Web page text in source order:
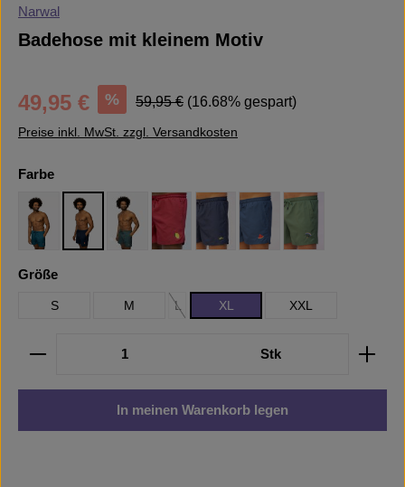
Narwal
Badehose mit kleinem Motiv
Verkaufspreis:
49,95 € % Regulärer Preis:
59,95 € (16.68% gespart)
Preise inkl. MwSt. zzgl. Versandkosten
Farbeauswählen
Blue (Popcorn Coco)
Blue (Gelato Coco)
Green (Banana Coco)
Lemon PlainBlue (Banana)Watermelon (Blue)
Parachute
Größeauswählen
S M L
(Diese Option ist zurzeit nicht verfügbar.)
XL XXL
Produkt Anzahl: Gib den gewünschten Wert ein
Stk
In meinen Warenkorb legen